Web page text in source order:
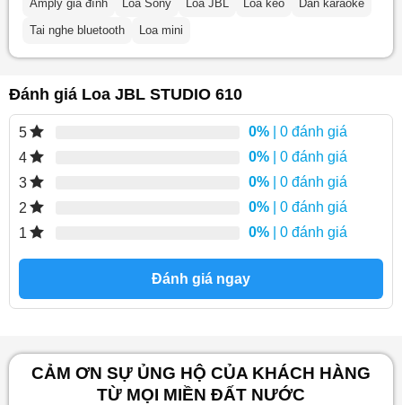
Amply gia đình
Loa Sony Loa JBL Loa kéo
Dàn karaoke
Tai nghe bluetooth
Loa mini
Đánh giá Loa JBL STUDIO 610
5 0% | 0 đánh giá
4
0% | 0 đánh giá
3
0% | 0 đánh giá
2
0% | 0 đánh giá
1
0% | 0 đánh giá
Đánh giá ngay
CẢM ƠN SỰ ỦNG HỘ CỦA KHÁCH HÀNG
TỪ MỌI MIỀN ĐẤT NƯỚC